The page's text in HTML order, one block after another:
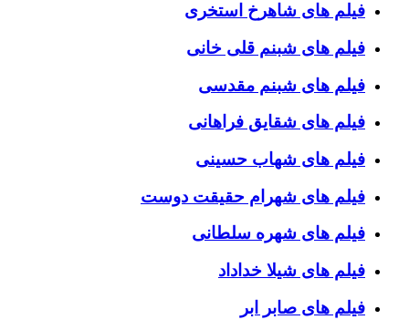
فیلم های شاهرخ استخری
فیلم های شبنم قلی خانی
فیلم های شبنم مقدسی
فیلم های شقایق فراهانی
فیلم های شهاب حسینی
فیلم های شهرام حقیقت دوست
فیلم های شهره سلطانی
فیلم های شیلا خداداد
فیلم های صابر ابر